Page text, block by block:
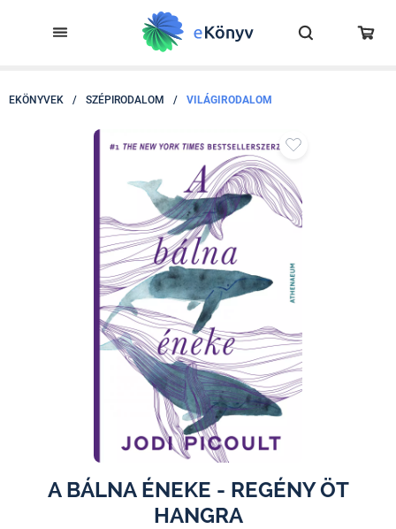
EKÖNYVEK / SZÉPIRODALOM / VILÁGIRODALOM
A BÁLNA ÉNEKE - REGÉNY ÖT
HANGRA